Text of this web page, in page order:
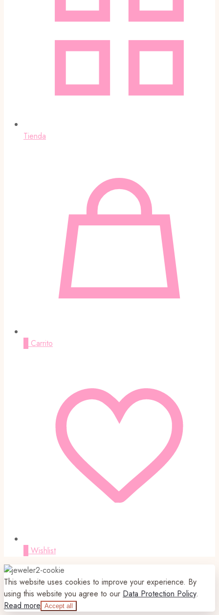
Tienda
Carrito
Wishlist
This website uses cookies to improve your experience. By
using this website you agree to our Data Protection Policy.
Read more Accept all